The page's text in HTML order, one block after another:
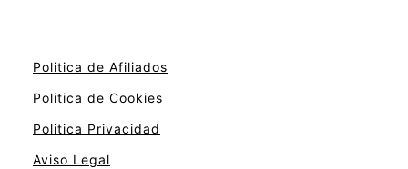
Politica de Afiliados
Politica de Cookies
Politica Privacidad
Aviso Legal